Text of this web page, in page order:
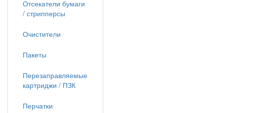
Отсекатели бумаги
/ стрипперсы
Очистители
Пакеты
Перезаправляемые
картриджи / ПЗК
Перчатки